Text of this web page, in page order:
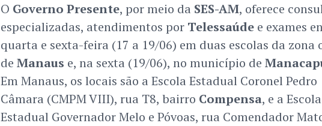
O Governo Presente, por meio da SES-AM, oferece
especializadas, atendimentos por Telessaúdee exames
quarta e sexta-feira (17 a 19/06) em duas escolas da zona
de Manaus e, na sexta (19/06), no município de
Em Manaus, os locais são a Escola Estadual Coronel Pedro
Câmara (CMPM VIII), rua T8, bairro Compensa, e a Escola
Estadual Governador Melo e Póvoas, rua Comendador